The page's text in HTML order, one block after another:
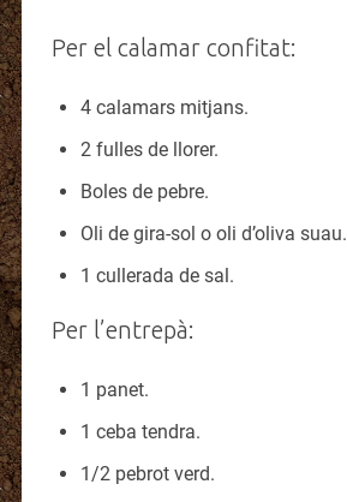
Per el calamar confitat:
4 calamars mitjans.
2 fulles de llorer.
Boles de pebre.
Oli de gira-sol o oli d’oliva suau.
1 cullerada de sal.
Per l’entrepà:
1 panet.
1 ceba tendra.
1/2 pebrot verd.